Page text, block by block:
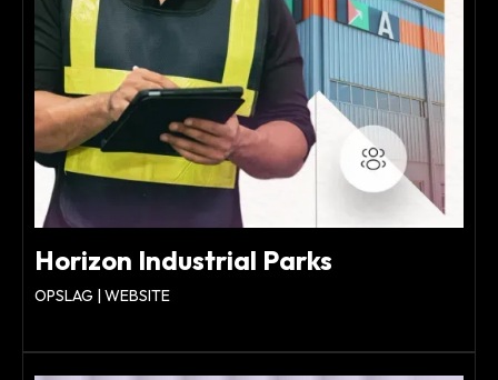
Horizon Industrial Parks
OPSLAG | WEBSITE